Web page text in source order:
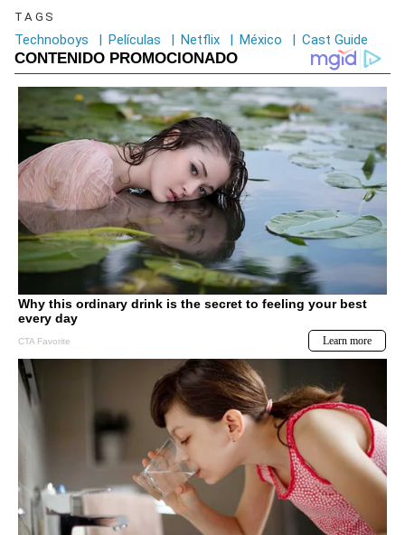
TAGS
Technoboys | Películas | Netflix | México | Cast Guide